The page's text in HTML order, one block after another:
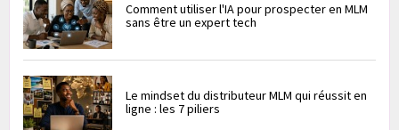
Comment utiliser l'IA pour prospecter en MLM
sans être un expert tech
Le mindset du distributeur MLM qui réussit en
ligne : les 7 piliers